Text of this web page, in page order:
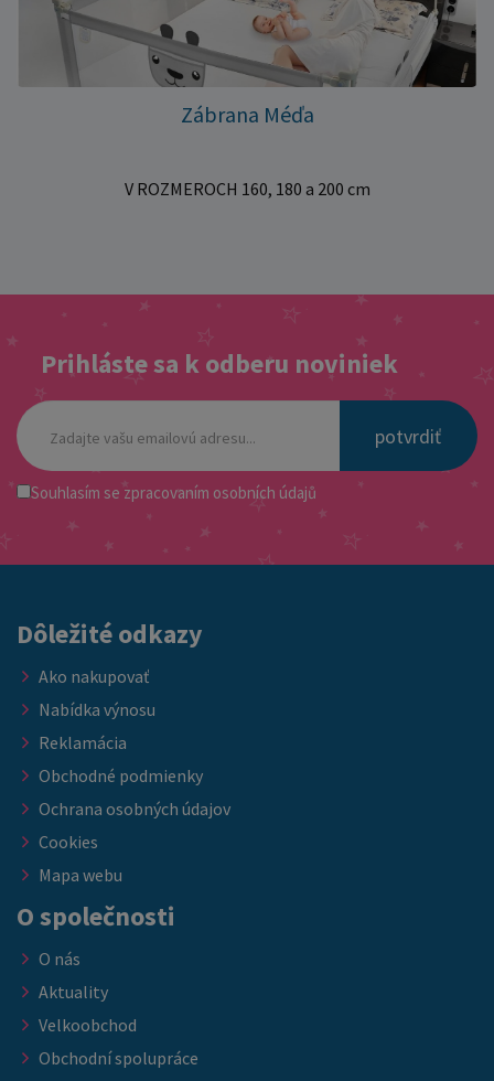
Zábrana Méďa
V ROZMEROCH 160, 180 a 200 cm
Prihláste sa k odberu noviniek
potvrdiť
Souhlasím se zpracovaním osobních údajů
Dôležité odkazy
Ako nakupovať
Nabídka výnosu
Reklamácia
Obchodné podmienky
Ochrana osobných údajov
Cookies
Mapa webu
O společnosti
O nás
Aktuality
Velkoobchod
Obchodní spolupráce